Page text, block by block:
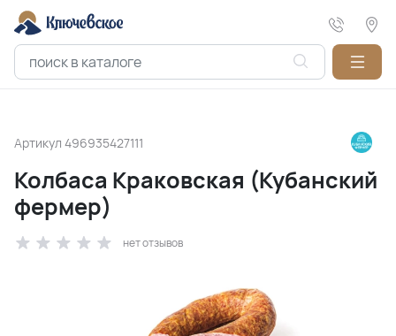
Артикул 496935427111
Колбаса Краковская (Кубанский
фермер)
нет отзывов